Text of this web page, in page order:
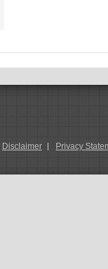
Privacy
Disclaimer